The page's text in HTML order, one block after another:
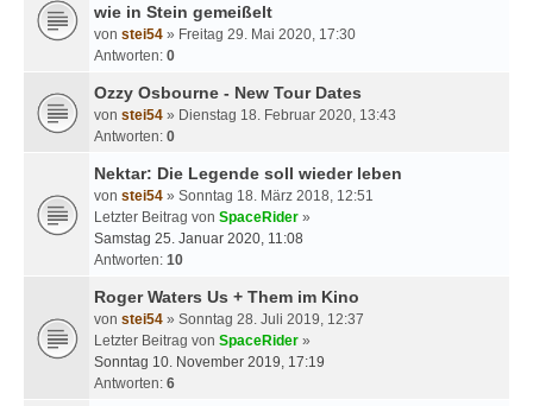
wie in Stein gemeißelt
von stei54 » Freitag 29. Mai 2020, 17:30
Antworten: 0
Ozzy Osbourne - New Tour Dates
von stei54 » Dienstag 18. Februar 2020, 13:43
Antworten: 0
Nektar: Die Legende soll wieder leben
von stei54 » Sonntag 18. März 2018, 12:51
Letzter Beitrag von SpaceRider »
Samstag 25. Januar 2020, 11:08
Antworten: 10
Roger Waters Us + Them im Kino
von stei54 » Sonntag 28. Juli 2019, 12:37
Letzter Beitrag von SpaceRider »
Sonntag 10. November 2019, 17:19
Antworten: 6